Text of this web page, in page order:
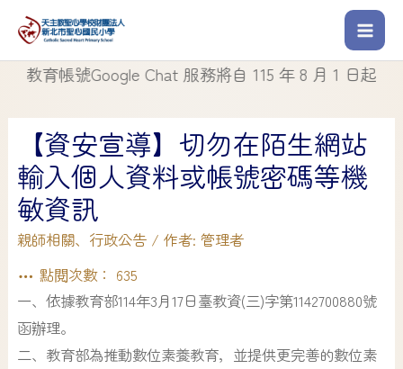
帳號Google Chat 服務將自 115 年 8 月 1 日起停止使用
【資安宣導】切勿在陌生網站
輸入個人資料或帳號密碼等機
敏資訊
親師相關、 行政公告/ 作者: 管理者
點閱次數： 635
一、依據教育部114年3月17日臺教資(三)字第1142700880號
函辦理。
二、教育部為推動數位素養教育，並提供更完善的數位素